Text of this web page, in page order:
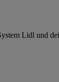
Lidl und
und